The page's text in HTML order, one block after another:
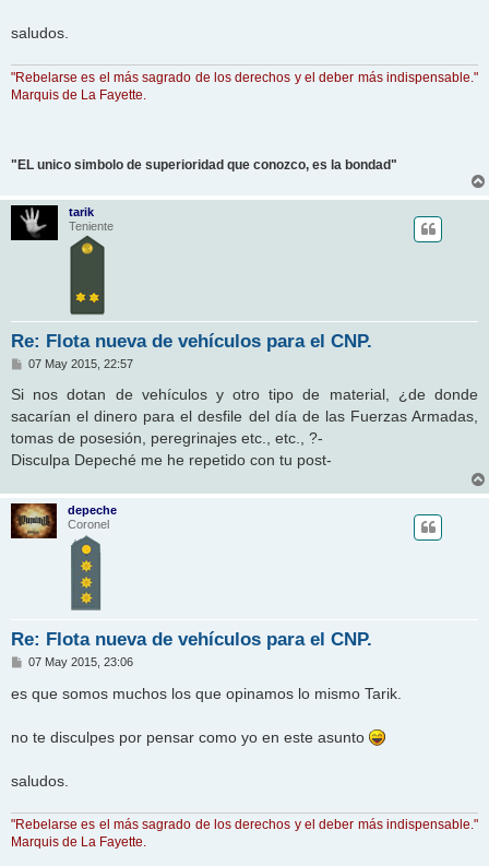
saludos.
"Rebelarse es el más sagrado de los derechos y el deber más indispensable."
Marquis de La Fayette.
"EL unico simbolo de superioridad que conozco, es la bondad"
tarik
Teniente
Re: Flota nueva de vehículos para el CNP.
M
n
a
j
e
07 May 2015, 22:57
Si nos dotan de vehículos y otro tipo de material, ¿de donde
sacarían el dinero para el desfile del día de las Fuerzas Armadas,
tomas de posesión, peregrinajes etc., etc., ?-
Disculpa Depeché me he repetido con tu post-
depeche
Coronel
Re: Flota nueva de vehículos para el CNP.
M
n
s
e
07 May 2015, 23:06
es que somos muchos los que opinamos lo mismo Tarik.
no te disculpes por pensar como yo en este asunto
saludos.
"Rebelarse es el más sagrado de los derechos y el deber más indispensable."
Marquis de La Fayette.